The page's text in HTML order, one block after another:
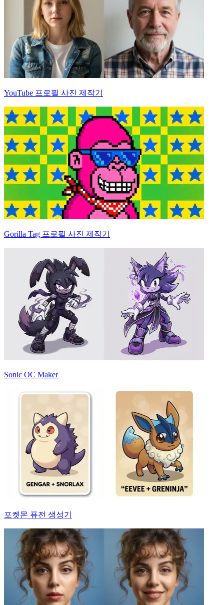
YouTube 프로필 사진 제작기
Gorilla Tag 프로필 사진 제작기
Sonic OC Maker
포켓몬 퓨전 생성기